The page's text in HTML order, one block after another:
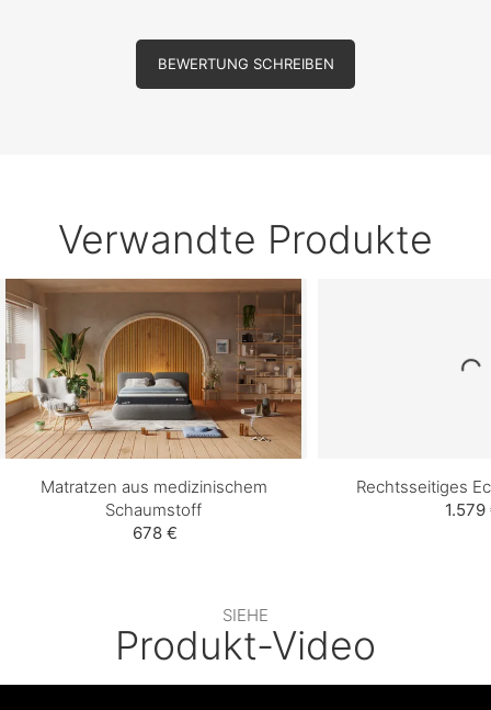
BEWERTUNG SCHREIBEN
Verwandte Produkte
Matratzen aus medizinischem
Schaumstoff
678 €
Rechtsseitiges
1.579
SIEHE
Produkt-Video